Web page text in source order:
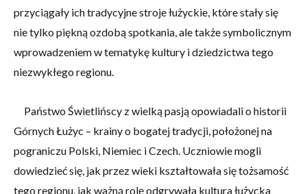
przyciągały ich tradycyjne stroje łużyckie, które stały się
nie tylko piękną ozdobą spotkania, ale także symbolicznym
wprowadzeniem w tematykę kultury i dziedzictwa tego
niezwykłego regionu.
Państwo Świetlińscy z wielką pasją opowiadali o historii
Górnych Łużyc – krainy o bogatej tradycji, położonej na
pograniczu Polski, Niemiec i Czech. Uczniowie mogli
dowiedzieć się, jak przez wieki kształtowała się tożsamość
tego regionu, jak ważną rolę odgrywała kultura łużycka